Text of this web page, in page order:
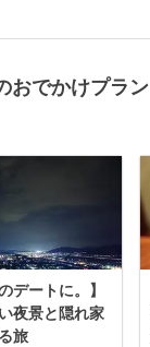
おでかけプラン
デートに。】
夜景と隠れ家
旅